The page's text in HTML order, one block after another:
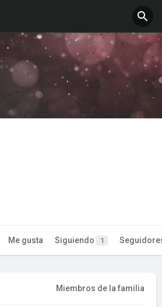
Me gusta Siguiendo 1
Miembros de la familia